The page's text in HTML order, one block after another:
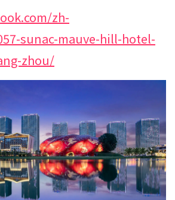
zh-
sunac-mauve-hill-hotel-
zhou/